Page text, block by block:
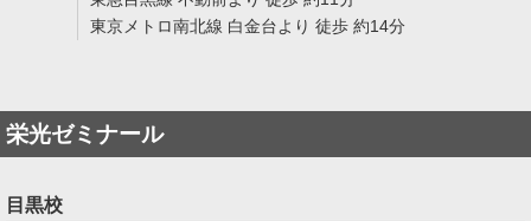
東京メトロ南北線 白金台より 徒歩 約14分
栄光ゼミナール
目黒校